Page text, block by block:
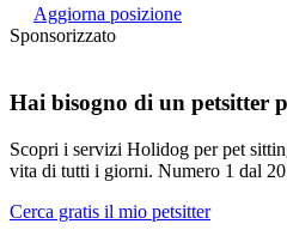
Aggiorna posizione
Sponsorizzato
Hai bisogno di un petsitter
Scopri i servizi Holidog per pet
vita di tutti i giorni. Numero 1 dal
Cerca gratis il mio petsitter